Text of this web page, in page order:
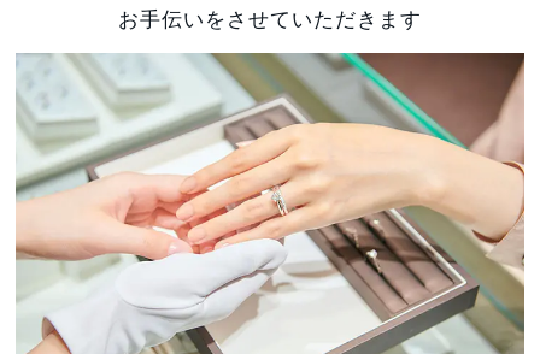
お手伝いをさせていただきます